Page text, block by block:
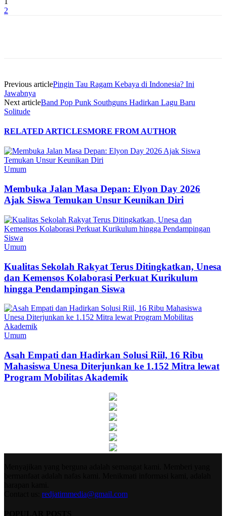
2
Previous articlePingin Tau Ragam Kebaya di Indonesia? Ini
Jawabnya
Next articleBand Pop Punk Southguns Hadirkan Lagu Baru
Solitude
RELATED ARTICLESMORE FROM AUTHOR
Umum
Membuka Jalan Masa Depan: Elyon Day 2026
Ajak Siswa Temukan Unsur Keunikan Diri
Umum
Kualitas Sekolah Rakyat Terus Ditingkatkan, Unesa
dan Kemensos Kolaborasi Perkuat Kurikulum
hingga Pendampingan Siswa
Umum
Asah Empati dan Hadirkan Solusi Riil, 16 Ribu
Mahasiswa Unesa Diterjunkan ke 1.152 Mitra lewat
Program Mobilitas Akademik
redjatimmedia@gmail.com